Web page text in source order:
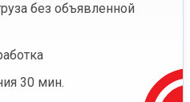
без объявленной
30 мин.